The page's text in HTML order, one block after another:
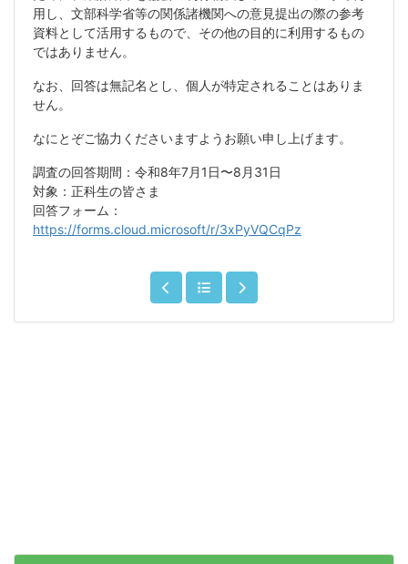
用し、文部科学省等の関係諸機関への意見提出の際の参考
資料として活用するもので、その他の目的に利用するもの
ではありません。
なお、回答は無記名とし、個人が特定されることはありま
せん。
なにとぞご協力くださいますようお願い申し上げます。
調査の回答期間：令和8年7月1日〜8月31日
対象：正科生の皆さま
回答フォーム：
https://forms.cloud.microsoft/r/3xPyVQCqPz